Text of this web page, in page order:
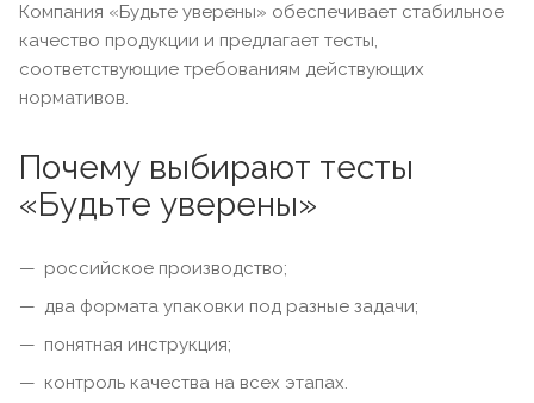
Компания «Будьте уверены» обеспечивает стабильное
качество продукции и предлагает тесты,
соответствующие требованиям действующих
нормативов.
Почему выбирают тесты
«Будьте уверены»
российское производство;
два формата упаковки под разные задачи;
понятная инструкция;
контроль качества на всех этапах.